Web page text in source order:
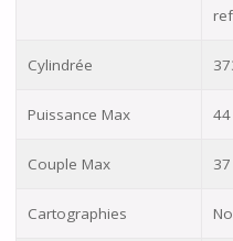
Cylindrée
Puissance Max
Couple Max
Cartographies